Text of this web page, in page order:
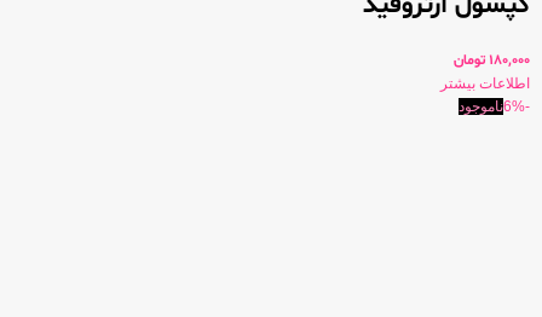
180,000 تومان
اطلاعات بیشتر
-6%
ناموجود